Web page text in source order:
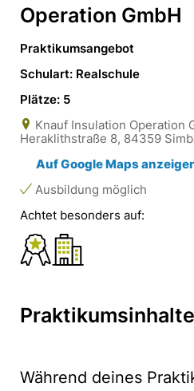
Operation GmbH
Praktikumsangebot
Schulart: Realschule
Plätze: 5
Knauf Insulation Operation
Heraklithstraße 8, 84359
Auf Google Maps
Ausbildung möglich
Achtet besonders auf:
Praktikumsinhalte
Während deines